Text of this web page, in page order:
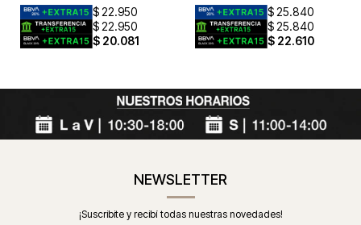
$ 22.950
$ 22.950
$ 20.081
$ 25.840
$ 25.840
$ 22.610
NEWSLETTER
¡Suscribite y recibí todas nuestras novedades!